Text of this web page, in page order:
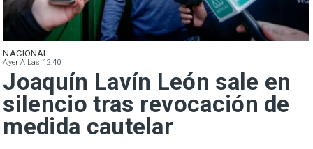
NACIONAL
Ayer A Las 12:40
Joaquín Lavín León sale en
silencio tras revocación de
medida cautelar